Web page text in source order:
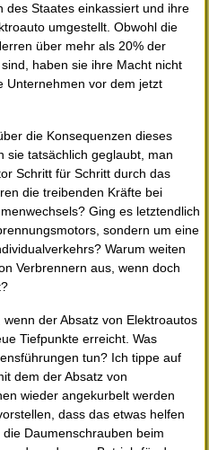
des Staates einkassiert und ihre
umgestellt. Obwohl die
über mehr als 20% der
haben sie ihre Macht nicht
Unternehmen vor dem jetzt
die Konsequenzen dieses
sie tatsächlich geglaubt, man
Schritt für Schritt durch das
die treibenden Kräfte bei
Ging es letztendlich
sondern um eine
Warum weiten
Verbrennern aus, wenn doch
der Absatz von Elektroautos
Tiefpunkte erreicht. Was
tun? Ich tippe auf
dem der Absatz von
wieder angekurbelt werden
dass das etwas helfen
Daumenschrauben beim